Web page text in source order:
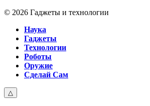
© 2026 Гаджеты и технологии
Наука
Гаджеты
Технологии
Роботы
Оружие
Сделай Сам